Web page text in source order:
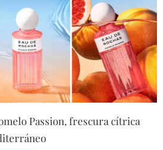
Passion, frescura cítrica